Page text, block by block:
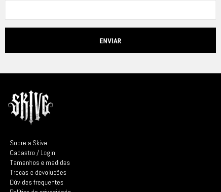
Sobre a Skive
Cadastro / Login
Tamanhos e medidas
Trocas e devoluções
Dúvidas frequentes